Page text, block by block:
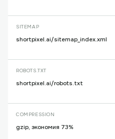
SITEMAP
shortpixel.ai/sitemap_index.xml
ROBOTS.TXT
shortpixel.ai/robots.txt
COMPRESSION
gzip, экономия 73%